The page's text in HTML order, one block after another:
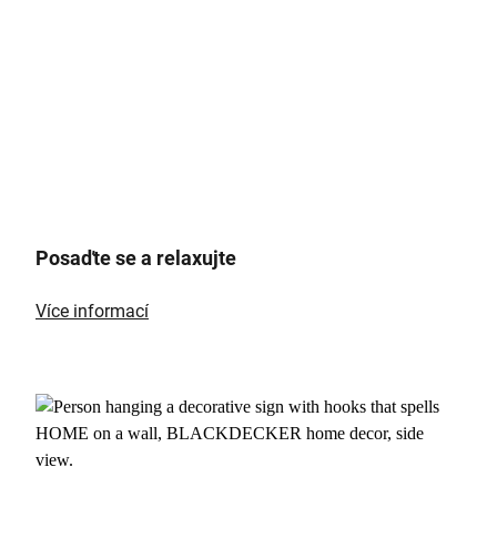
Posaďte se a relaxujte
Více informací